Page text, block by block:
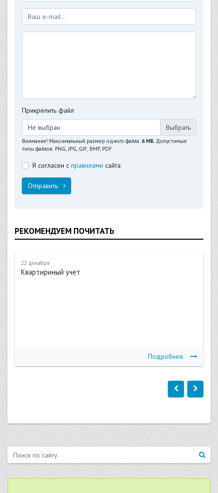
Прикрепить файл
Не выбран
Внимание! Максимальный размер одного файла: 6 МБ. Допустимые
типы файлов: PNG, JPG, GIF, BMP, PDF
Я согласен с правилами сайта
Отправить
РЕКОМЕНДУЕМ ПОЧИТАТЬ
22 декабря
Квартириный учет
Подробнее